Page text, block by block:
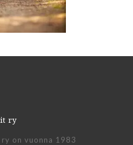
ry
on vuonna 1983